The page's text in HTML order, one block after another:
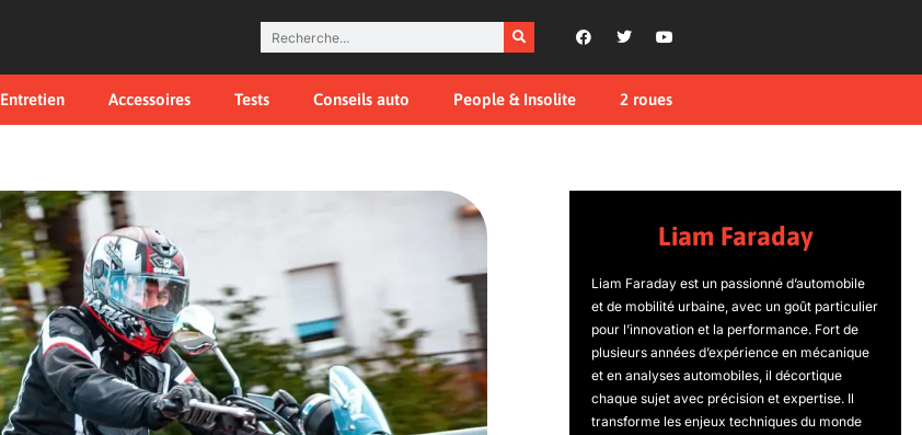
Entretien Accessoires Tests Conseils auto People & Insolite 2 roues
Liam Faraday
Liam Faraday est un passionné d’automobile
et de mobilité urbaine, avec un goût particulier
pour l’innovation et la performance. Fort de
plusieurs années d’expérience en mécanique
et en analyses automobiles, il décortique
chaque sujet avec précision et expertise. Il
transforme les enjeux techniques du monde